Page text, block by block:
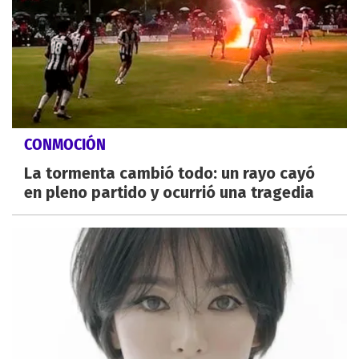
CONMOCIÓN
La tormenta cambió todo: un rayo cayó
en pleno partido y ocurrió una tragedia